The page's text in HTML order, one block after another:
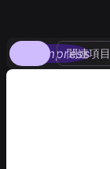
compress
関連項目